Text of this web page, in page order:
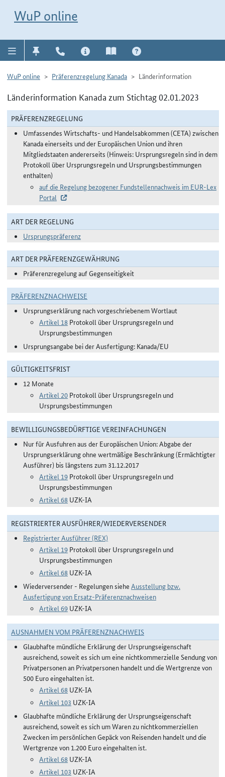
WuP online
WuP online Präferenzregelung Kanada Länderinformation
Länderinformation Kanada zum Stichtag 02.01.2023
PRÄFERENZREGELUNG
Umfassendes Wirtschafts- und Handelsabkommen (CETA) zwischen
Kanada einerseits und der Europäischen Union und ihren
Mitgliedstaaten andererseits (Hinweis: Ursprungsregeln sind in dem
Protokoll über Ursprungsregeln und Ursprungsbestimmungen
enthalten)
auf die Regelung bezogener Fundstellennachweis im EUR-Lex
Portal
ART DER REGELUNG
Ursprungspräferenz
ART DER PRÄFERENZGEWÄHRUNG
Präferenzregelung auf Gegenseitigkeit
PRÄFERENZNACHWEISE
Ursprungserklärung nach vorgeschriebenem Wortlaut
Artikel 18 Protokoll über Ursprungsregeln und
Ursprungsbestimmungen
Ursprungsangabe bei der Ausfertigung: Kanada/EU
GÜLTIGKEITSFRIST
12 Monate
Artikel 20 Protokoll über Ursprungsregeln und
Ursprungsbestimmungen
BEWILLIGUNGSBEDÜRFTIGE VEREINFACHUNGEN
Nur für Ausfuhren aus der Europäischen Union: Abgabe der
Ursprungserklärung ohne wertmäßige Beschränkung (Ermächtigter
Ausführer) bis längstens zum 31.12.2017
Artikel 19 Protokoll über Ursprungsregeln und
Ursprungsbestimmungen
Artikel 68 UZK-IA
REGISTRIERTER AUSFÜHRER/WIEDERVERSENDER
Registrierter Ausführer (REX)
Artikel 19 Protokoll über Ursprungsregeln und
Ursprungsbestimmungen
Artikel 68 UZK-IA
Wiederversender - Regelungen siehe Ausstellung bzw.
Ausfertigung von Ersatz-Präferenznachweisen
Artikel 69 UZK-IA
AUSNAHMEN VOM PRÄFERENZNACHWEIS
Glaubhafte mündliche Erklärung der Ursprungseigenschaft
ausreichend, soweit es sich um eine nichtkommerzielle Sendung von
Privatpersonen an Privatpersonen handelt und die Wertgrenze von
500 Euro eingehalten ist.
Artikel 68 UZK-IA
Artikel 103 UZK-IA
Glaubhafte mündliche Erklärung der Ursprungseigenschaft
ausreichend, soweit es sich um Waren zu nichtkommerziellen
Zwecken im persönlichen Gepäck von Reisenden handelt und die
Wertgrenze von 1.200 Euro eingehalten ist.
Artikel 68 UZK-IA
Artikel 103 UZK-IA